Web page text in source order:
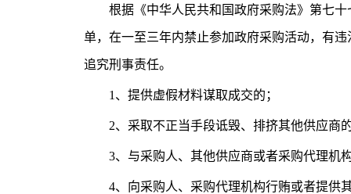
根据《中华人民共和国政府采购法》第七十
单，在一至三年内禁止参加政府采购活动，有
追究刑事责任。
1、提供虚假材料谋取成交的；
2、采取不正当手段诋毁、排挤其他供应商
3、与采购人、其他供应商或者采购代理机
4、向采购人、采购代理机构行贿或者提供